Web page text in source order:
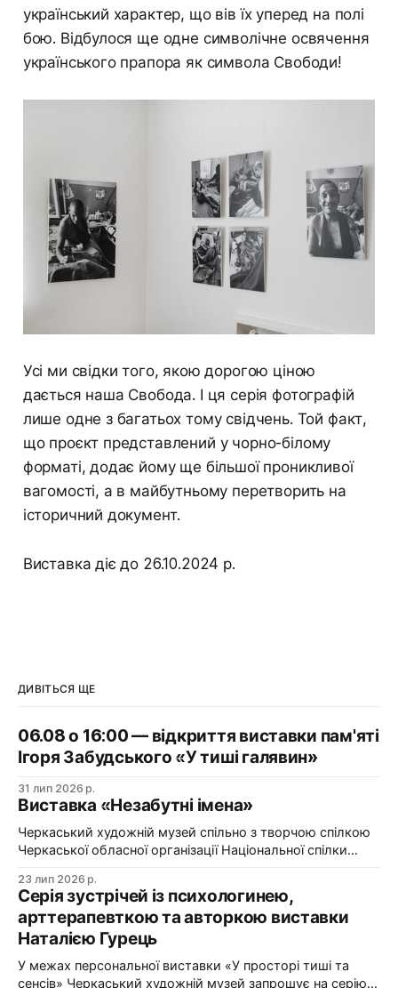
український характер, що вів їх уперед на полі
бою. Відбулося ще одне символічне освячення
українського прапора як символа Свободи!
Усі ми свідки того, якою дорогою ціною
дається наша Свобода. І ця серія фотографій
лише одне з багатьох тому свідчень. Той факт,
що проєкт представлений у чорно-білому
форматі, додає йому ще більшої проникливої
вагомості, а в майбутньому перетворить на
історичний документ.
Виставка діє до 26.10.2024 р.
ДИВІТЬСЯ ЩЕ
06.08 о 16:00 — відкриття виставки пам'яті
Ігоря Забудського «У тиші галявин»
31 лип 2026 р.
Виставка «Незабутні імена»
Черкаський художній музей спільно з творчою спілкою
Черкаської обласної організації Національної спілки
імена». Виставка «Незабутні імена» — це мистецька
подорож у творчий спадок художників Черкащини, чий
життєвий шлях вже завершилися, але їх талант і
сьогодні продовжує промовляти до глядача мовою
23 лип 2026 р.
Серія зустрічей із психологинею,
арттерапевткою та авторкою виставки
Наталією Гурець
У межах персональної виставки «У просторі тиші та
сенсів» Черкаський художній музей запрошує на серію